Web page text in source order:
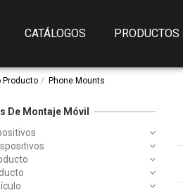
CATÁLOGOS PRODUCTOS
Producto Phone Mounts
De Montaje Móvil